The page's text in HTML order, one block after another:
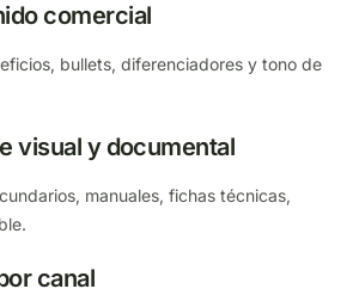
comercial
bullets, diferenciadores y tono de
visual y documental
manuales, fichas técnicas,
canal